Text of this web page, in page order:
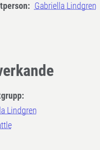
Gabriella Lindgren
Lindgren